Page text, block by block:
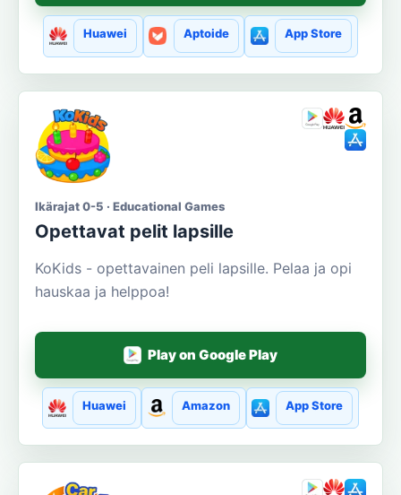
Huawei Aptoide App Store
Ikärajat 0-5 · Educational Games
Opettavat pelit lapsille
KoKids - opettavainen peli lapsille. Pelaa ja opi
hauskaa ja helppoa!
Play on Google Play
Huawei Amazon App Store